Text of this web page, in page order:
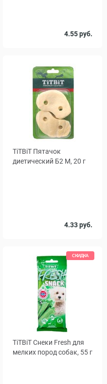
4.55 руб.
TiTBiT Пятачок
диетический Б2 M, 20 г
4.33 руб.
СКИДКА
TiTBiТ Снеки Fresh для
мелких пород собак, 55 г